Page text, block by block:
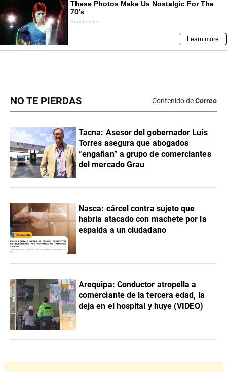
NO TE PIERDAS Contenido deCorreo
Tacna: Asesor del gobernador Luis
Torres asegura que abogados
“engañan” a grupo de comerciantes
del mercado Grau
Nasca: cárcel contra sujeto que
habría atacado con machete por la
espalda a un ciudadano
Arequipa: Conductor atropella a
comerciante de la tercera edad, la
deja en el hospital y huye (VIDEO)